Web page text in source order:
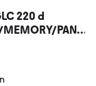
220 d
PANO